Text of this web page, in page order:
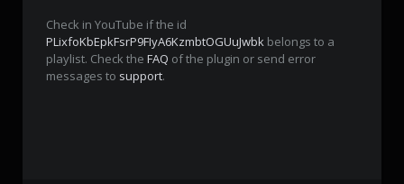
Check in YouTube if the id
PLixfoKbEpkFsrP9FIyA6KzmbtOGUuJwbk belongs to a
playlist. Check the FAQ of the plugin or send error
messages to support.